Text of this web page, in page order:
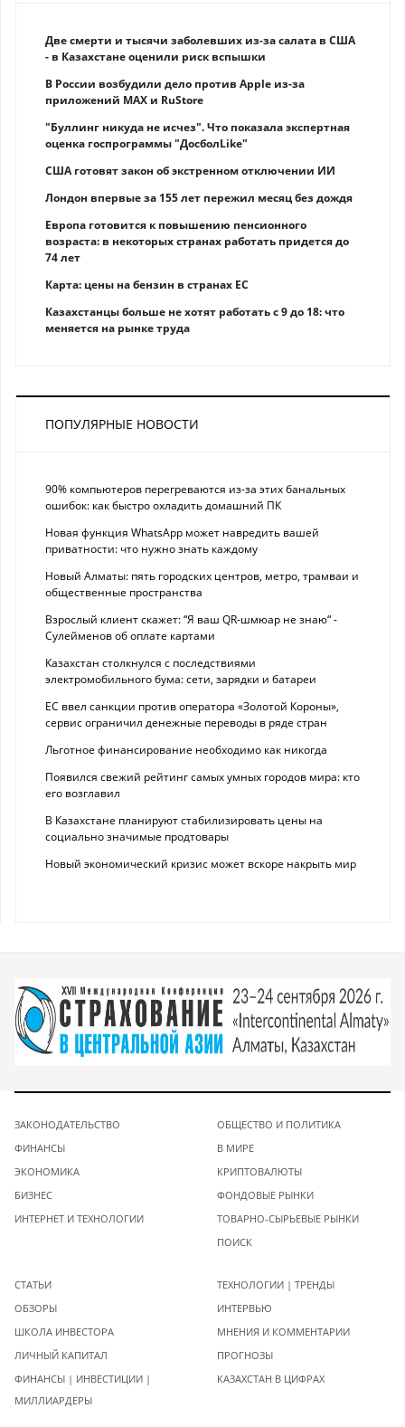
Две смерти и тысячи заболевших из-за салата в США
- в Казахстане оценили риск вспышки
В России возбудили дело против Apple из-за
приложений MAX и RuStore
"Буллинг никуда не исчез". Что показала экспертная
оценка госпрограммы "ДосболLike"
США готовят закон об экстренном отключении ИИ
Лондон впервые за 155 лет пережил месяц без дождя
Европа готовится к повышению пенсионного
возраста: в некоторых странах работать придется до
74 лет
Карта: цены на бензин в странах ЕС
Казахстанцы больше не хотят работать с 9 до 18: что
меняется на рынке труда
ПОПУЛЯРНЫЕ НОВОСТИ
90% компьютеров перегреваются из-за этих банальных
ошибок: как быстро охладить домашний ПК
Новая функция WhatsApp может навредить вашей
приватности: что нужно знать каждому
Новый Алматы: пять городских центров, метро, трамваи и
общественные пространства
Взрослый клиент скажет: “Я ваш QR-шмюар не знаю“ -
Сулейменов об оплате картами
Казахстан столкнулся с последствиями
электромобильного бума: сети, зарядки и батареи
ЕС ввел санкции против оператора «Золотой Короны»,
сервис ограничил денежные переводы в ряде стран
Льготное финансирование необходимо как никогда
Появился свежий рейтинг самых умных городов мира: кто
его возглавил
В Казахстане планируют стабилизировать цены на
социально значимые продтовары
Новый экономический кризис может вскоре накрыть мир
ЗАКОНОДАТЕЛЬСТВО
ФИНАНСЫ
ЭКОНОМИКА
БИЗНЕС
ИНТЕРНЕТ И ТЕХНОЛОГИИ
ОБЩЕСТВО И ПОЛИТИКА
В МИРЕ
КРИПТОВАЛЮТЫ
ФОНДОВЫЕ РЫНКИ
ТОВАРНО-СЫРЬЕВЫЕ РЫНКИ
ПОИСК
СТАТЬИ
ОБЗОРЫ
ШКОЛА ИНВЕСТОРА
ЛИЧНЫЙ КАПИТАЛ
ФИНАНСЫ | ИНВЕСТИЦИИ |
МИЛЛИАРДЕРЫ
ТЕХНОЛОГИИ | ТРЕНДЫ
ИНТЕРВЬЮ
МНЕНИЯ И КОММЕНТАРИИ
ПРОГНОЗЫ
КАЗАХСТАН В ЦИФРАХ